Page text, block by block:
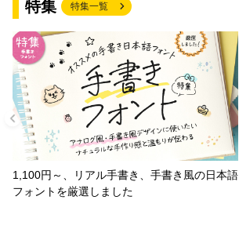
特集 特集一覧
1,100円～、リアル手書き、手書き風の日本語
フォントを厳選しました